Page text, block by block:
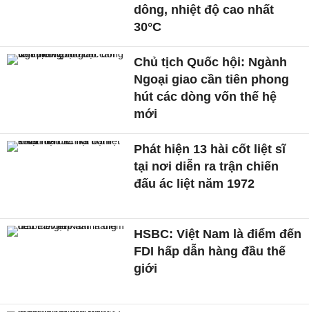
dông, nhiệt độ cao nhất
30°C
Chủ tịch Quốc hội: Ngành
Ngoại giao cần tiên phong
hút các dòng vốn thế hệ
mới
Phát hiện 13 hài cốt liệt sĩ
tại nơi diễn ra trận chiến
đấu ác liệt năm 1972
HSBC: Việt Nam là điểm đến
FDI hấp dẫn hàng đầu thế
giới